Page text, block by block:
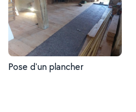
Pose d'un plancher